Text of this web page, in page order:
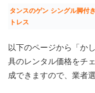
タンスのゲン シングル脚付
トレス
以下のページから「か
具のレンタル価格をチ
成できますので、業者